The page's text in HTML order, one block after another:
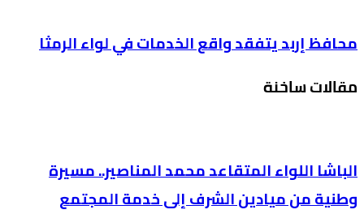
محافظ إربد يتفقد واقع الخدمات في لواء الرمثا
مقالات ساخنة
الباشا اللواء المتقاعد محمد المناصير.. مسيرة
وطنية من ميادين الشرف إلى خدمة المجتمع